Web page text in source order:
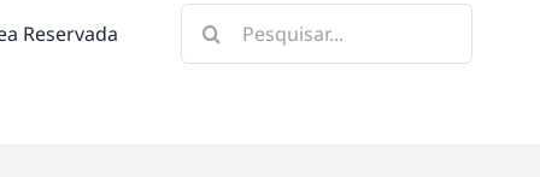
Reservada Pesquisar